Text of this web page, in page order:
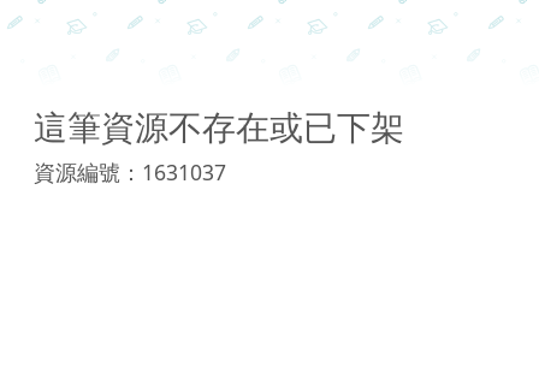
:::
這筆資源不存在或已下架
資源編號：1631037